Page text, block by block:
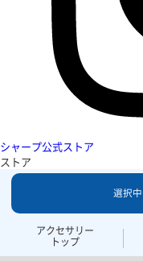
シャープ公式ストア
ストア
アクセサリー
トップ
選択中